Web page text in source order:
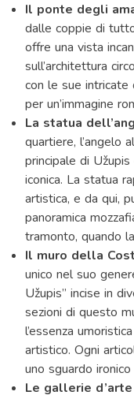
Il ponte degli
dalle coppie di
offre una vista
sull’architettura
con le sue intricate
per un’immagine
La statua
quartiere, l’angelo
principale di
iconica. La statua
artistica, e da qui,
panoramica
tramonto, quando
Il muro della
unico nel suo
Užupis” incise in
sezioni di questo
l’essenza
artistico. Ogni
uno sguardo
Le gallerie